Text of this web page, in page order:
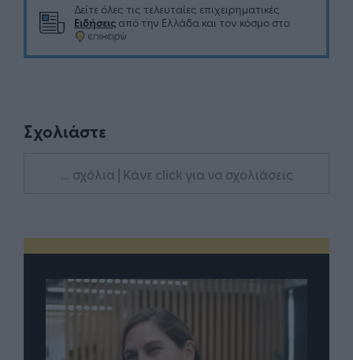
Δείτε όλες τις τελευταίες επιχειρηματικές
Ειδήσεις από την Ελλάδα και τον κόσμο στο
Σχολιάστε
... σχόλια | Κάνε click για να σχολιάσεις